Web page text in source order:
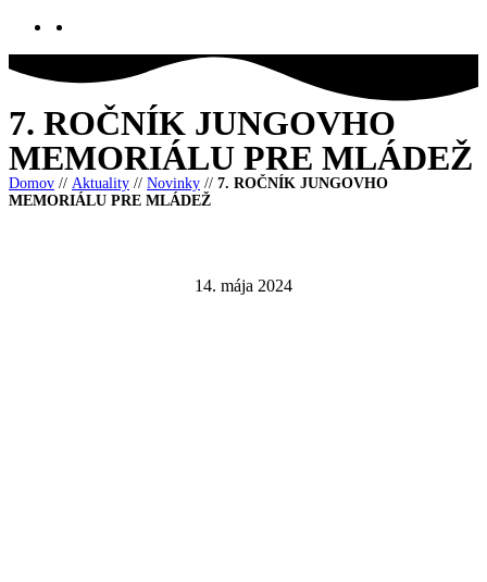
7. ROČNÍK JUNGOVHO
MEMORIÁLU PRE MLÁDEŽ
Domov // Aktuality // Novinky // 7. ROČNÍK JUNGOVHO
MEMORIÁLU PRE MLÁDEŽ
14. mája 2024